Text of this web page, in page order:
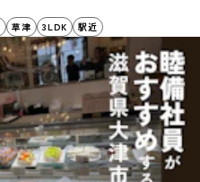
草津 3LDK 駅近